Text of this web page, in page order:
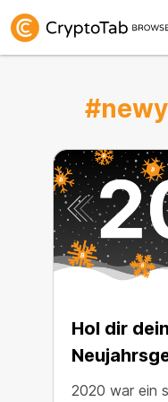
Hol dir dein
2020 war ein